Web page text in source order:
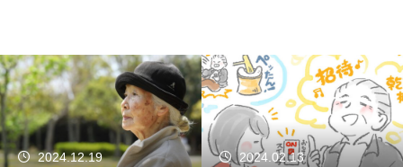
2024.02.13 2024.01.15